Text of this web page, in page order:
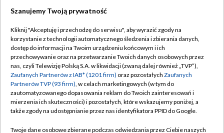
TVP
Abonament TVP
Emisja w TVP
Centrum informacji TVP
Naziemna Telewizja Cyfrowa
Regulamin TVP
Polityka prywatności
Moje zgody
Pomoc
Szanujemy Twoją prywatność
Kliknij "Akceptuję i przechodzę do serwisu", aby wyrazić zgody na
korzystanie z technologii automatycznego śledzenia i zbierania danych,
dostęp do informacji na Twoim urządzeniu końcowym i ich
przechowywanie oraz na przetwarzanie Twoich danych osobowych przez
nas, czyli Telewizję Polską S.A. w likwidacji (zwaną dalej również „TVP”),
Zaufanych Partnerów z IAB* (1201 firm) oraz pozostałych Zaufanych
Partnerów TVP (93 firm), w celach marketingowych (w tym do
zautomatyzowanego dopasowania reklam do Twoich zainteresowań i
mierzenia ich skuteczności) i pozostałych, które wskazujemy poniżej, a
także zgody na udostępnianie przez nas identyfikatora PPID do Google.
Twoje dane osobowe zbierane podczas odwiedzania przez Ciebie naszych